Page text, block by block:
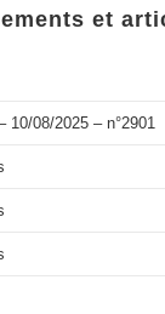
et
10/08/2025 – n°2901